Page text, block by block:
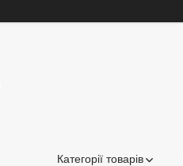
Категорії товарів